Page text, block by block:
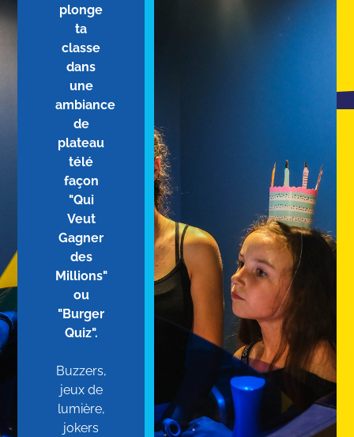
plonge
ta
classe
dans
une
ambiance
de
plateau
télé
façon
"Qui
Veut
Gagner
des
Millions"
ou
"Burger
Quiz".
Buzzers,
jeux de
lumière,
jokers